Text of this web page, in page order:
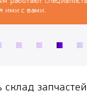
ими с вами.
склад запчастей